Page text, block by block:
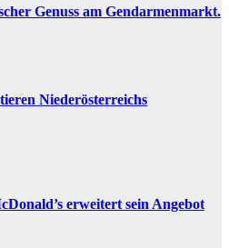
Genuss am Gendarmenmarkt.
Niederösterreichs
erweitert sein Angebot